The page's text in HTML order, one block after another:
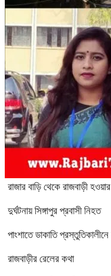
রাজার বাড়ি থেকে রাজবাড়ী
দুর্ঘটনায় সিঙ্গাপুর প্রবাসী নিহত
পাংশাতে ডাকাতি
রাজবাড়ীর রেলের কথা